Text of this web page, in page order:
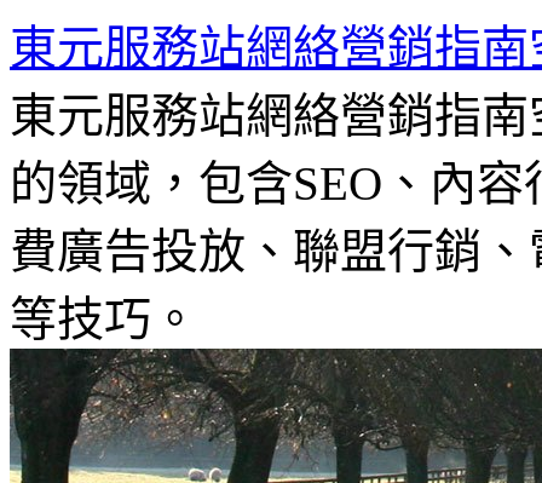
東元服務站網絡營銷指南
東元服務站網絡營銷指
的領域，包含SEO、內
費廣告投放、聯盟行銷
等技巧。